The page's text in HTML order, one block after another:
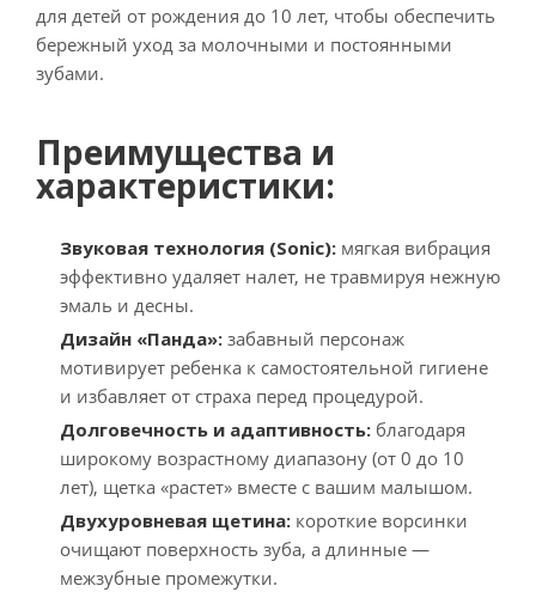
для детей от рождения до 10 лет, чтобы обеспечить
бережный уход за молочными и постоянными
зубами.
Преимущества и
характеристики:
Звуковая технология (Sonic): мягкая вибрация
эффективно удаляет налет, не травмируя нежную
эмаль и десны.
Дизайн «Панда»: забавный персонаж
мотивирует ребенка к самостоятельной гигиене
и избавляет от страха перед процедурой.
Долговечность и адаптивность: благодаря
широкому возрастному диапазону (от 0 до 10
лет), щетка «растет» вместе с вашим малышом.
Двухуровневая щетина: короткие ворсинки
очищают поверхность зуба, а длинные —
межзубные промежутки.